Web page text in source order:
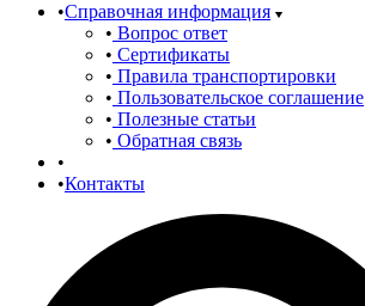
Справочная информация
Вопрос ответ
Сертификаты
Правила транспортировки
Пользовательское соглашение
Полезные статьи
Обратная связь
Контакты